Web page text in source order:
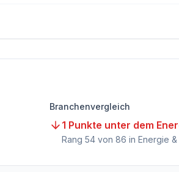
Branchenvergleich
1 Punkte unter dem
Rang 54 von 86 in Energie